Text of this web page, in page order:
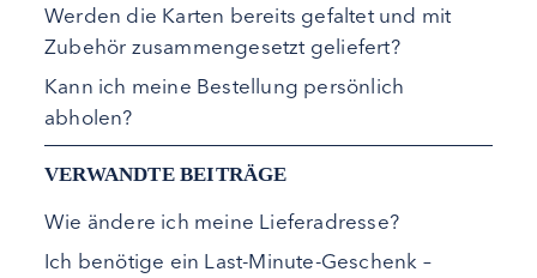
Werden die Karten bereits gefaltet und mit
Zubehör zusammengesetzt geliefert?
Kann ich meine Bestellung persönlich
abholen?
VERWANDTE BEITRÄGE
Wie ändere ich meine Lieferadresse?
Ich benötige ein Last-Minute-Geschenk –